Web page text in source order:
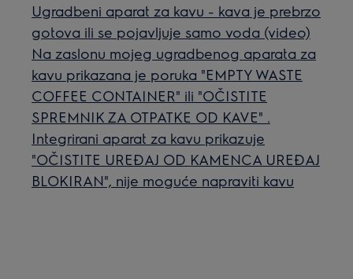
Ugradbeni aparat za kavu - kava je prebrzo
gotova ili se pojavljuje samo voda (video)
Na zaslonu mojeg ugradbenog aparata za
kavu prikazana je poruka "EMPTY WASTE
COFFEE CONTAINER" ili "OČISTITE
SPREMNIK ZA OTPATKE OD KAVE" .
Integrirani aparat za kavu prikazuje
"OČISTITE UREĐAJ OD KAMENCA UREĐAJ
BLOKIRAN", nije moguće napraviti kavu